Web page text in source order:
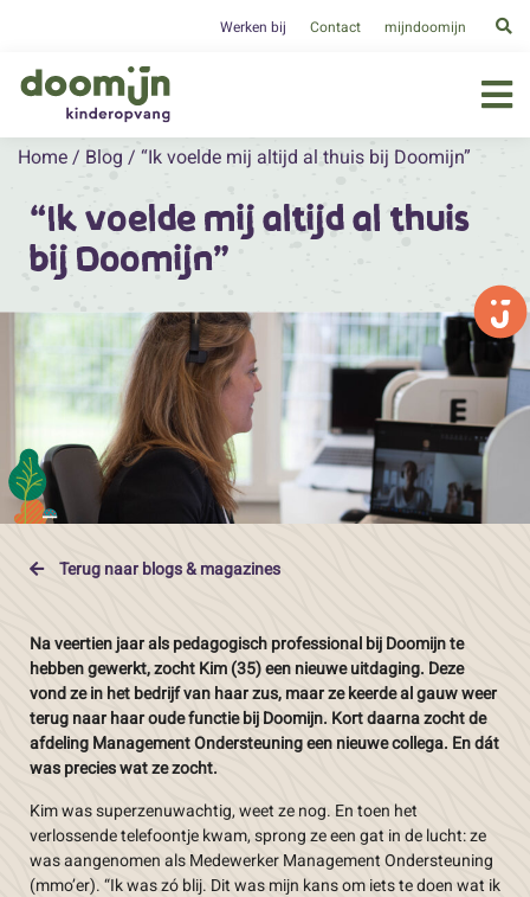
Werken bij Contact mijndoomijn
Home / Blog / “Ik voelde mij altijd al thuis bij Doomijn”
“Ik voelde mij altijd al thuis
bij Doomijn”
Terug naar blogs & magazines
Na veertien jaar als pedagogisch professional bij Doomijn te
hebben gewerkt, zocht Kim (35) een nieuwe uitdaging. Deze
vond ze in het bedrijf van haar zus, maar ze keerde al gauw weer
terug naar haar oude functie bij Doomijn. Kort daarna zocht de
afdeling Management Ondersteuning een nieuwe collega. En dát
was precies wat ze zocht.
Kim was superzenuwachtig, weet ze nog. En toen het
verlossende telefoontje kwam, sprong ze een gat in de lucht: ze
was aangenomen als Medewerker Management Ondersteuning
(mmo’er). “Ik was zó blij. Dit was mijn kans om iets te doen wat ik